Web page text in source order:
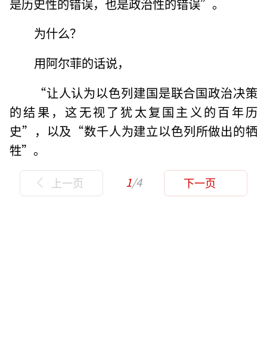
为什么？
用阿尔菲的话说，
“让人认为以色列建国是联合国政治决策
的结果，这无视了犹太复国主义的百年历
史”，以及“数千人为建立以色列所做出的牺
牲”。
上一页 1/4 下一页